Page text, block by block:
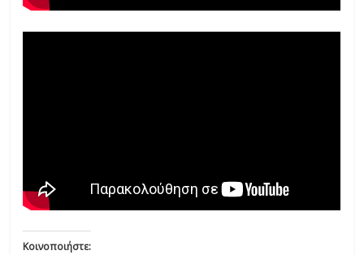
Κοινοποιήστε: